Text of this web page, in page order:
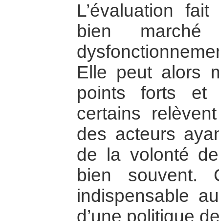
L’évaluation
bien
Elle peut alors
points forts et
certains
des acteurs
de la volonté
bien souvent.
indispensable
d’une politique